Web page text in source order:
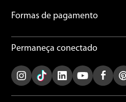
Formas de pagamento
Permaneça conectado